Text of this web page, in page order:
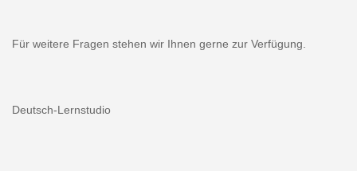
Für weitere Fragen stehen wir Ihnen gerne zur Verfügung.
Deutsch-Lernstudio